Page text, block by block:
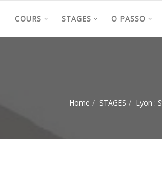
COURS STAGES O PASSO
Home STAGES Lyon :